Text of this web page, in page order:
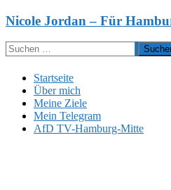
Zum
springen
Nicole Jordan – Für
Suchen
nach:
Startseite
Über mich
Meine Ziele
Mein Telegram
AfD TV-Hamburg-Mitte